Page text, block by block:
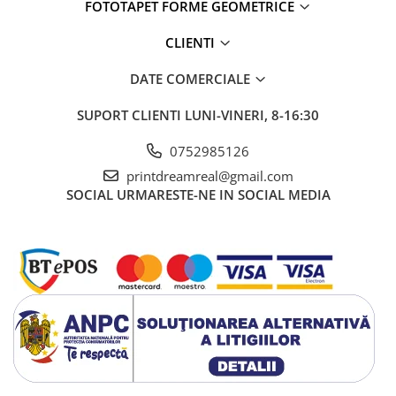
FOTOTAPET FORME GEOMETRICE
CLIENTI
DATE COMERCIALE
SUPORT CLIENTI LUNI-VINERI, 8-16:30
0752985126
printdreamreal@gmail.com
SOCIAL URMARESTE-NE IN SOCIAL MEDIA